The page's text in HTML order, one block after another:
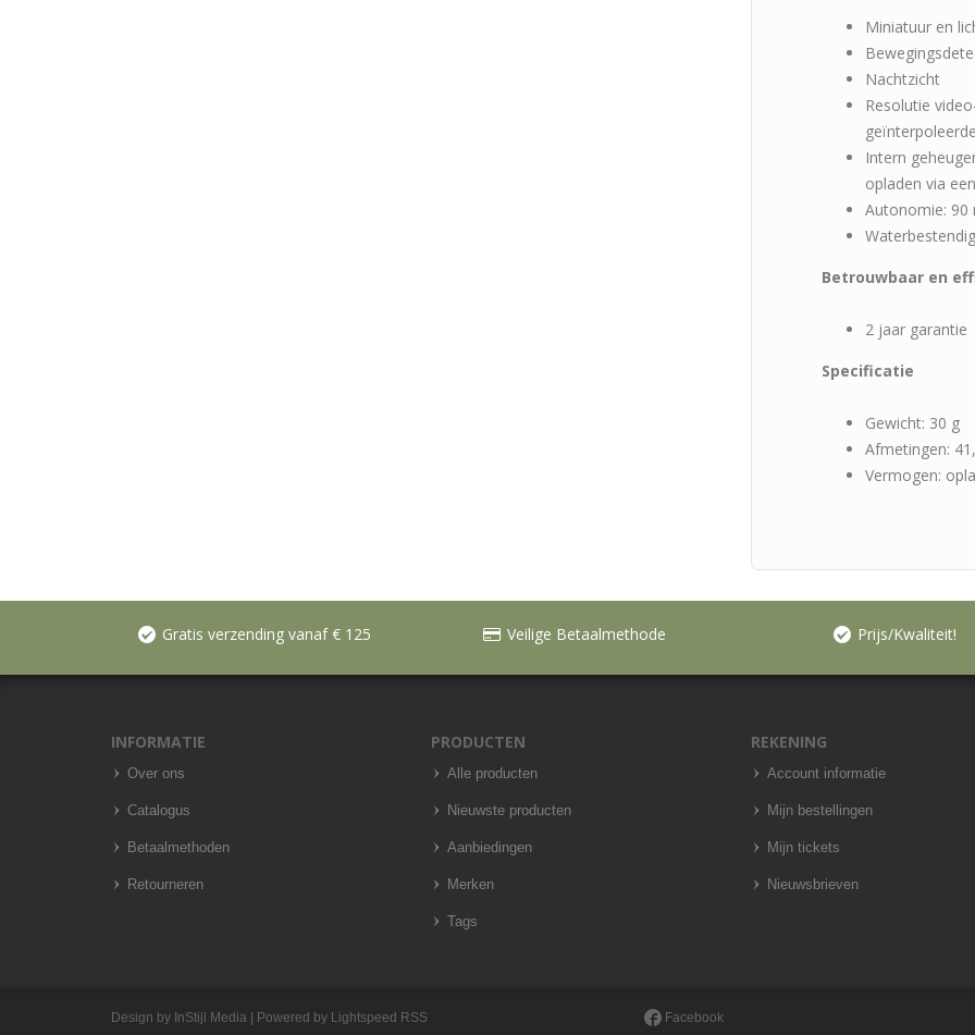
Miniatuur en
Nachtzicht
Resolutie
Intern
opladen via
Autonomie: 90
Waterbestendig
Betrouwbaar en
2 jaar garantie
Specificatie
Gewicht: 30 g
Afmetingen:
Vermogen:
Gratis verzending vanaf € 125 Veilige Betaalmethode Prijs/Kwaliteit!
INFORMATIE
Over ons
Catalogus
Betaalmethoden
Retourneren
PRODUCTEN
Alle producten
Nieuwste producten
Aanbiedingen
Merken
Tags
REKENING
Account informatie
Mijn bestellingen
Mijn tickets
Nieuwsbrieven
Design by InStijl Media | Powered by Lightspeed RSS Facebook